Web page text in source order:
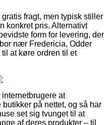
fragt, men typisk stiller
konkret pris. Alternativt
form for levering, der
nær Fredericia, Odder
at køre ordren til et
at
på nettet, og så har
set sig tvunget til at
af deres produkter – til